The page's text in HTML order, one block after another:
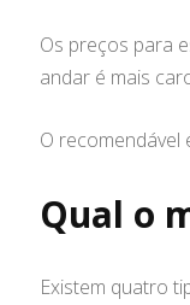
Os preços para
andar é mais
O recomendável
Qual o
Existem quatro